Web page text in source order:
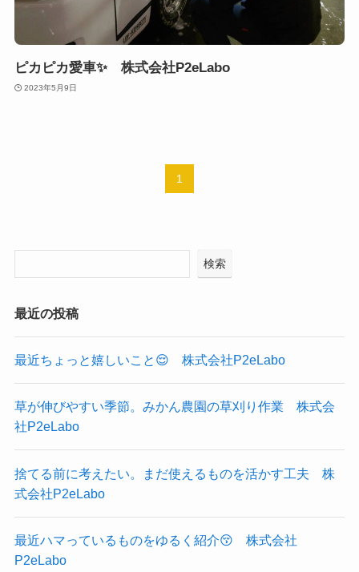
ピカピカ愛車✨ 株式会社P2eLabo
2023年5月9日
1
検索
最近の投稿
最近ちょっと嬉しいこと😌 株式会社P2eLabo
草が伸びやすい季節。みかん農園の草刈り作業 株式会
社P2eLabo
捨てる前に考えたい。まだ使えるものを活かす工夫 株
式会社P2eLabo
最近ハマっているものをゆるく紹介😚 株式会社
P2eLabo